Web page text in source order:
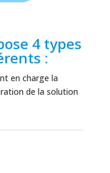
4 types
:
en charge la
de la solution